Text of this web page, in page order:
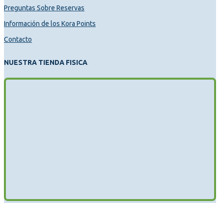
Preguntas Sobre Reservas
Información de los Kora Points
Contacto
NUESTRA TIENDA FISICA